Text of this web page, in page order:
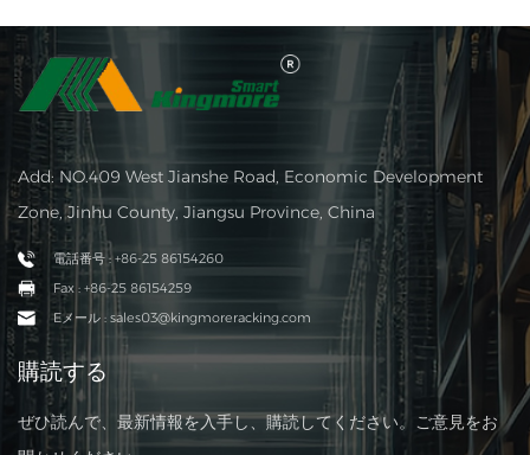
Add: NO.409 West Jianshe Road, Economic Development
Zone, Jinhu County, Jiangsu Province, China
電話番号 : +86-25 86154260
Fax : +86-25 86154259
Eメール : sales03@kingmoreracking.com
購読する
ぜひ読んで、最新情報を入手し、購読してください。ご意見をお